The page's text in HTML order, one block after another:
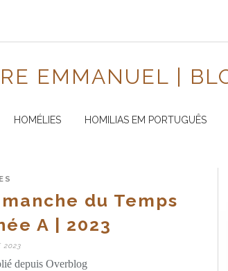
EMMANUEL |
HOMÉLIES HOMILIAS EM PORTUGUÊS
du Temps
A | 2023
2023
depuis Overblog